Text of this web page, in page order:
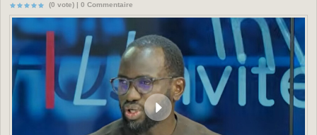
(0 vote) | 0 Commentaire